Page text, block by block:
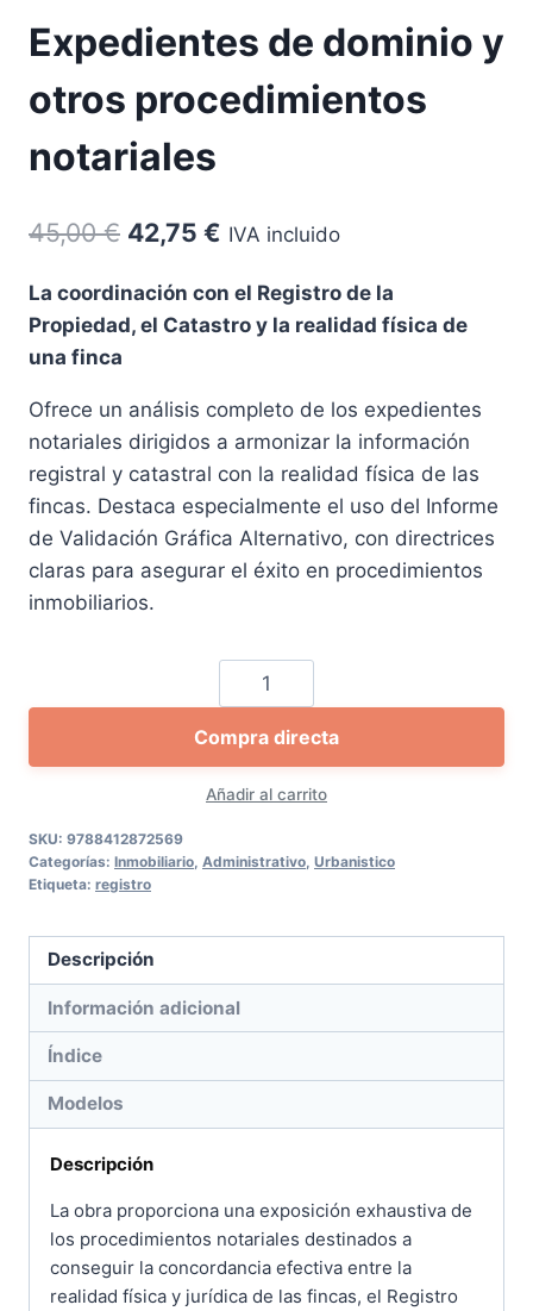
Expedientes de dominio y
otros procedimientos
notariales
45,00€ El
original
45,00 €.
42,75 € El
actual
IVA incluido
La coordinación con el Registro de la
Propiedad, el Catastro y la realidad física de
una finca
Ofrece un análisis completo de los expedientes
notariales dirigidos a armonizar la información
registral y catastral con la realidad física de las
fincas. Destaca especialmente el uso del Informe
de Validación Gráfica Alternativo, con directrices
claras para asegurar el éxito en procedimientos
inmobiliarios.
Expedientes
de
dominio
y
otros
notariales
Añadir al carrito
Compra directa
SKU: 9788412872569
Categorías: Inmobiliario Administrativo Urbanistico
Etiqueta: registro
Descripción
Información adicional
Índice
Modelos
Descripción
La obra proporciona una exposición exhaustiva de
los procedimientos notariales destinados a
conseguir la concordancia efectiva entre la
realidad física y jurídica de las fincas, el Registro